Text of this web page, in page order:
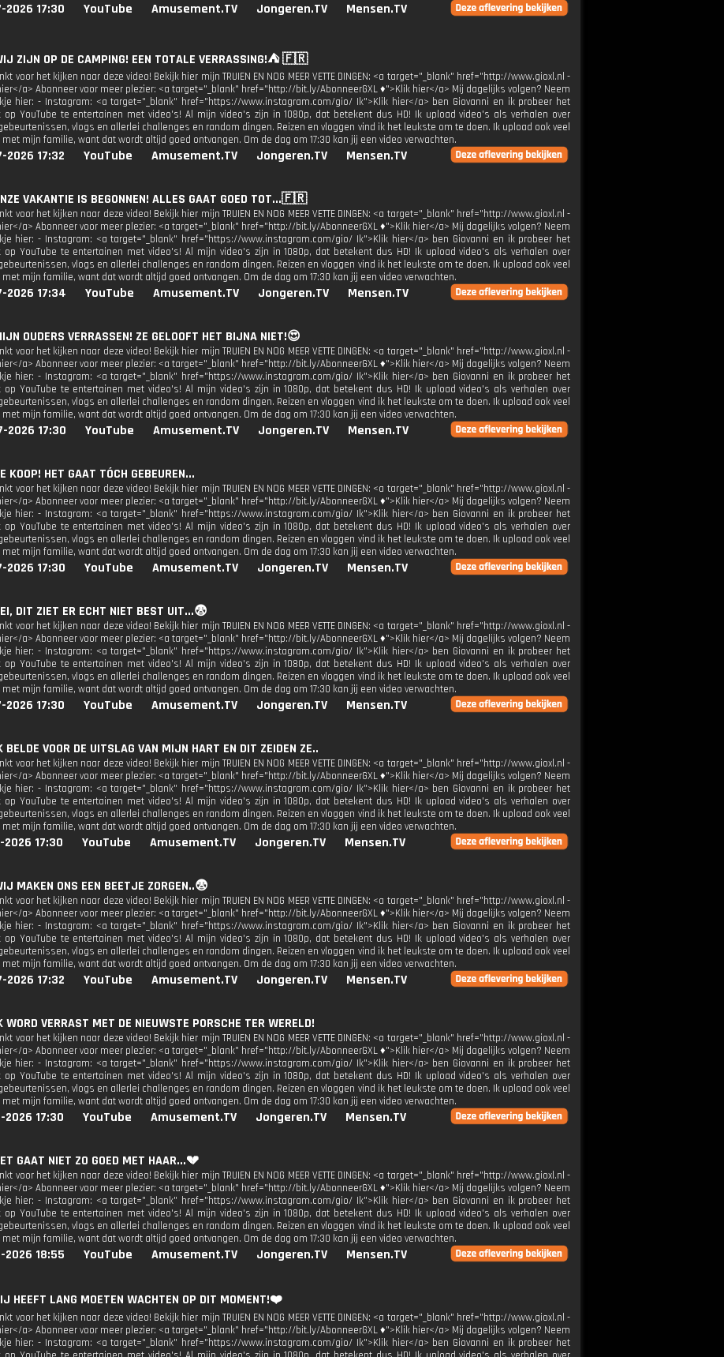
2026 17:30 YouTube Amusement.TV Jongeren.TV Mensen.TV
ZIJN OP DE CAMPING! EEN TOTALE VERRASSING!⛺️ 🇫🇷
voor het kijken naar deze video! Bekijk hier mijn TRUIEN EN NOG MEER VETTE DINGEN: <a target="_blank" href="http://www.gioxl.nl -
a> Abonneer voor meer plezier: <a target="_blank" href="http://bit.ly/AbonneerGXL ♦">Klik hier</a> Mij dagelijks volgen? Neem
hier: - Instagram: <a target="_blank" href="https://www.instagram.com/gio/ Ik">Klik hier</a> ben Giovanni en ik probeer het
op YouTube te entertainen met video's! Al mijn video's zijn in 1080p, dat betekent dus HD! Ik upload video's als verhalen over
vlogs en allerlei challenges en random dingen. Reizen en vloggen vind ik het leukste om te doen. Ik upload ook veel
mijn familie, want dat wordt altijd goed ontvangen. Om de dag om 17:30 kan jij een video verwachten.
2026 17:32 YouTube Amusement.TV Jongeren.TV Mensen.TV
VAKANTIE IS BEGONNEN! ALLES GAAT GOED TOT...🇫🇷
voor het kijken naar deze video! Bekijk hier mijn TRUIEN EN NOG MEER VETTE DINGEN: <a target="_blank" href="http://www.gioxl.nl -
a> Abonneer voor meer plezier: <a target="_blank" href="http://bit.ly/AbonneerGXL ♦">Klik hier</a> Mij dagelijks volgen? Neem
hier: - Instagram: <a target="_blank" href="https://www.instagram.com/gio/ Ik">Klik hier</a> ben Giovanni en ik probeer het
op YouTube te entertainen met video's! Al mijn video's zijn in 1080p, dat betekent dus HD! Ik upload video's als verhalen over
vlogs en allerlei challenges en random dingen. Reizen en vloggen vind ik het leukste om te doen. Ik upload ook veel
mijn familie, want dat wordt altijd goed ontvangen. Om de dag om 17:30 kan jij een video verwachten.
2026 17:34 YouTube Amusement.TV Jongeren.TV Mensen.TV
OUDERS VERRASSEN! ZE GELOOFT HET BIJNA NIET!😍
voor het kijken naar deze video! Bekijk hier mijn TRUIEN EN NOG MEER VETTE DINGEN: <a target="_blank" href="http://www.gioxl.nl -
a> Abonneer voor meer plezier: <a target="_blank" href="http://bit.ly/AbonneerGXL ♦">Klik hier</a> Mij dagelijks volgen? Neem
hier: - Instagram: <a target="_blank" href="https://www.instagram.com/gio/ Ik">Klik hier</a> ben Giovanni en ik probeer het
op YouTube te entertainen met video's! Al mijn video's zijn in 1080p, dat betekent dus HD! Ik upload video's als verhalen over
vlogs en allerlei challenges en random dingen. Reizen en vloggen vind ik het leukste om te doen. Ik upload ook veel
mijn familie, want dat wordt altijd goed ontvangen. Om de dag om 17:30 kan jij een video verwachten.
2026 17:30 YouTube Amusement.TV Jongeren.TV Mensen.TV
KOOP! HET GAAT TÓCH GEBEUREN...
voor het kijken naar deze video! Bekijk hier mijn TRUIEN EN NOG MEER VETTE DINGEN: <a target="_blank" href="http://www.gioxl.nl -
a> Abonneer voor meer plezier: <a target="_blank" href="http://bit.ly/AbonneerGXL ♦">Klik hier</a> Mij dagelijks volgen? Neem
hier: - Instagram: <a target="_blank" href="https://www.instagram.com/gio/ Ik">Klik hier</a> ben Giovanni en ik probeer het
op YouTube te entertainen met video's! Al mijn video's zijn in 1080p, dat betekent dus HD! Ik upload video's als verhalen over
vlogs en allerlei challenges en random dingen. Reizen en vloggen vind ik het leukste om te doen. Ik upload ook veel
mijn familie, want dat wordt altijd goed ontvangen. Om de dag om 17:30 kan jij een video verwachten.
2026 17:30 YouTube Amusement.TV Jongeren.TV Mensen.TV
DIT ZIET ER ECHT NIET BEST UIT...😨
voor het kijken naar deze video! Bekijk hier mijn TRUIEN EN NOG MEER VETTE DINGEN: <a target="_blank" href="http://www.gioxl.nl -
a> Abonneer voor meer plezier: <a target="_blank" href="http://bit.ly/AbonneerGXL ♦">Klik hier</a> Mij dagelijks volgen? Neem
hier: - Instagram: <a target="_blank" href="https://www.instagram.com/gio/ Ik">Klik hier</a> ben Giovanni en ik probeer het
op YouTube te entertainen met video's! Al mijn video's zijn in 1080p, dat betekent dus HD! Ik upload video's als verhalen over
vlogs en allerlei challenges en random dingen. Reizen en vloggen vind ik het leukste om te doen. Ik upload ook veel
mijn familie, want dat wordt altijd goed ontvangen. Om de dag om 17:30 kan jij een video verwachten.
2026 17:30 YouTube Amusement.TV Jongeren.TV Mensen.TV
BELDE VOOR DE UITSLAG VAN MIJN HART EN DIT ZEIDEN ZE..
voor het kijken naar deze video! Bekijk hier mijn TRUIEN EN NOG MEER VETTE DINGEN: <a target="_blank" href="http://www.gioxl.nl -
a> Abonneer voor meer plezier: <a target="_blank" href="http://bit.ly/AbonneerGXL ♦">Klik hier</a> Mij dagelijks volgen? Neem
hier: - Instagram: <a target="_blank" href="https://www.instagram.com/gio/ Ik">Klik hier</a> ben Giovanni en ik probeer het
op YouTube te entertainen met video's! Al mijn video's zijn in 1080p, dat betekent dus HD! Ik upload video's als verhalen over
vlogs en allerlei challenges en random dingen. Reizen en vloggen vind ik het leukste om te doen. Ik upload ook veel
mijn familie, want dat wordt altijd goed ontvangen. Om de dag om 17:30 kan jij een video verwachten.
2026 17:30 YouTube Amusement.TV Jongeren.TV Mensen.TV
MAKEN ONS EEN BEETJE ZORGEN..😨
voor het kijken naar deze video! Bekijk hier mijn TRUIEN EN NOG MEER VETTE DINGEN: <a target="_blank" href="http://www.gioxl.nl -
a> Abonneer voor meer plezier: <a target="_blank" href="http://bit.ly/AbonneerGXL ♦">Klik hier</a> Mij dagelijks volgen? Neem
hier: - Instagram: <a target="_blank" href="https://www.instagram.com/gio/ Ik">Klik hier</a> ben Giovanni en ik probeer het
op YouTube te entertainen met video's! Al mijn video's zijn in 1080p, dat betekent dus HD! Ik upload video's als verhalen over
vlogs en allerlei challenges en random dingen. Reizen en vloggen vind ik het leukste om te doen. Ik upload ook veel
mijn familie, want dat wordt altijd goed ontvangen. Om de dag om 17:30 kan jij een video verwachten.
2026 17:32 YouTube Amusement.TV Jongeren.TV Mensen.TV
WORD VERRAST MET DE NIEUWSTE PORSCHE TER WERELD!
voor het kijken naar deze video! Bekijk hier mijn TRUIEN EN NOG MEER VETTE DINGEN: <a target="_blank" href="http://www.gioxl.nl -
a> Abonneer voor meer plezier: <a target="_blank" href="http://bit.ly/AbonneerGXL ♦">Klik hier</a> Mij dagelijks volgen? Neem
hier: - Instagram: <a target="_blank" href="https://www.instagram.com/gio/ Ik">Klik hier</a> ben Giovanni en ik probeer het
op YouTube te entertainen met video's! Al mijn video's zijn in 1080p, dat betekent dus HD! Ik upload video's als verhalen over
vlogs en allerlei challenges en random dingen. Reizen en vloggen vind ik het leukste om te doen. Ik upload ook veel
mijn familie, want dat wordt altijd goed ontvangen. Om de dag om 17:30 kan jij een video verwachten.
2026 17:30 YouTube Amusement.TV Jongeren.TV Mensen.TV
GAAT NIET ZO GOED MET HAAR...💔
voor het kijken naar deze video! Bekijk hier mijn TRUIEN EN NOG MEER VETTE DINGEN: <a target="_blank" href="http://www.gioxl.nl -
a> Abonneer voor meer plezier: <a target="_blank" href="http://bit.ly/AbonneerGXL ♦">Klik hier</a> Mij dagelijks volgen? Neem
hier: - Instagram: <a target="_blank" href="https://www.instagram.com/gio/ Ik">Klik hier</a> ben Giovanni en ik probeer het
op YouTube te entertainen met video's! Al mijn video's zijn in 1080p, dat betekent dus HD! Ik upload video's als verhalen over
vlogs en allerlei challenges en random dingen. Reizen en vloggen vind ik het leukste om te doen. Ik upload ook veel
mijn familie, want dat wordt altijd goed ontvangen. Om de dag om 17:30 kan jij een video verwachten.
2026 18:55 YouTube Amusement.TV Jongeren.TV Mensen.TV
HEEFT LANG MOETEN WACHTEN OP DIT MOMENT!❤️
voor het kijken naar deze video! Bekijk hier mijn TRUIEN EN NOG MEER VETTE DINGEN: <a target="_blank" href="http://www.gioxl.nl -
a> Abonneer voor meer plezier: <a target="_blank" href="http://bit.ly/AbonneerGXL ♦">Klik hier</a> Mij dagelijks volgen? Neem
hier: - Instagram: <a target="_blank" href="https://www.instagram.com/gio/ Ik">Klik hier</a> ben Giovanni en ik probeer het